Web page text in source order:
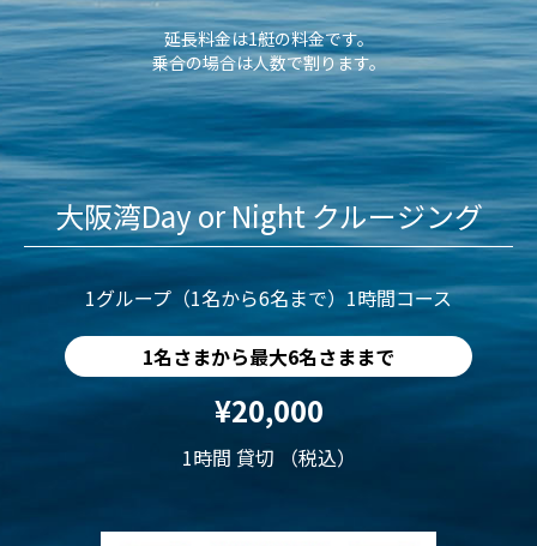
延長料金は1艇の料金です。
乗合の場合は人数で割ります。
大阪湾Day or Night クルージング
1グループ（1名から6名まで）1時間コース
1名さまから最大6名さままで
¥20,000
1時間 貸切 （税込）